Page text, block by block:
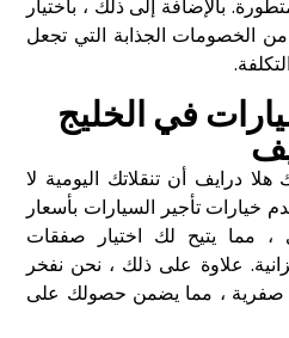
بالإضافة إلى ذلك ، باختيار
من الخصومات الجذابة التي تجعل
في الخليج
هلا درايف أن تنقلاتك اليومية لا
خيارات تأجير السيارات بأسعار
، مما يتيح لك اختيار صفقات
علاوة على ذلك ، نحن نفخر
صفرية ، مما يضمن حصولك على